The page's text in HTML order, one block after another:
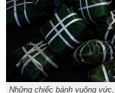
Những chiếc bánh vuông